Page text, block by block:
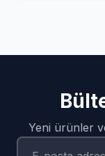
Yeni ürünler